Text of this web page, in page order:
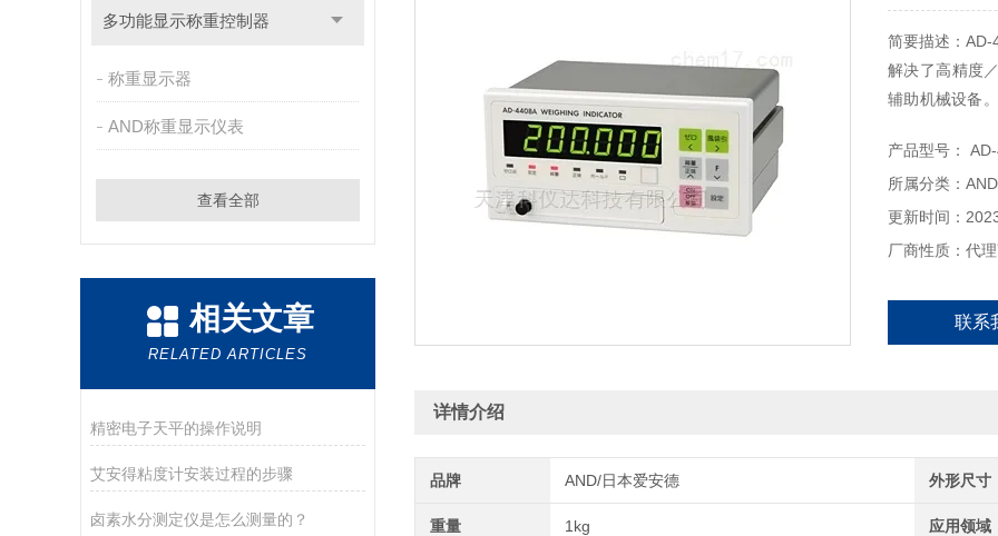
多功能显示称重控制器
称重显示器
AND称重显示仪表
查看全部
相关文章
RELATED ARTICLES
精密电子天平的操作说明
艾安得粘度计安装过程的步骤
卤素水分测定仪是怎么测量的？
简要描述：AD-
解决了高精度
辅助机械设备
后可以发现振
AD-4408A内
重，有效解决
产品型号：
所属分类：
更新时间：
厂商性质：代
联系
详情介绍
品牌 AND/日本爱安德 外形尺寸
重量 1kg 应用领域